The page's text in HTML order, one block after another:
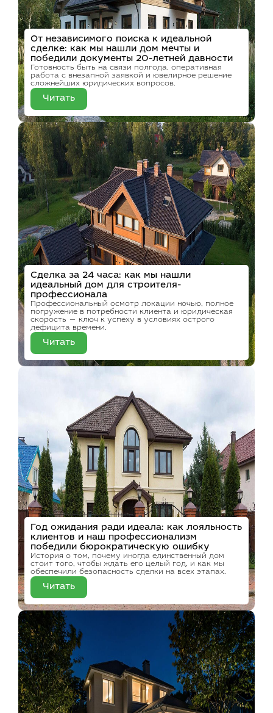
От независимого поиска к идеальной
сделке: как мы нашли дом мечты и
победили документы 20-летней давности
Готовность быть на связи полгода, оперативная
работа с внезапной заявкой и ювелирное решение
сложнейших юридических вопросов.
Читать
Сделка за 24 часа: как мы нашли
идеальный дом для строителя-
профессионала
Профессиональный осмотр локации ночью, полное
погружение в потребности клиента и юридическая
скорость — ключ к успеху в условиях острого
дефицита времени.
Читать
Год ожидания ради идеала: как лояльность
клиентов и наш профессионализм
победили бюрократическую ошибку
История о том, почему иногда единственный дом
стоит того, чтобы ждать его целый год, и как мы
обеспечили безопасность сделки на всех этапах.
Читать